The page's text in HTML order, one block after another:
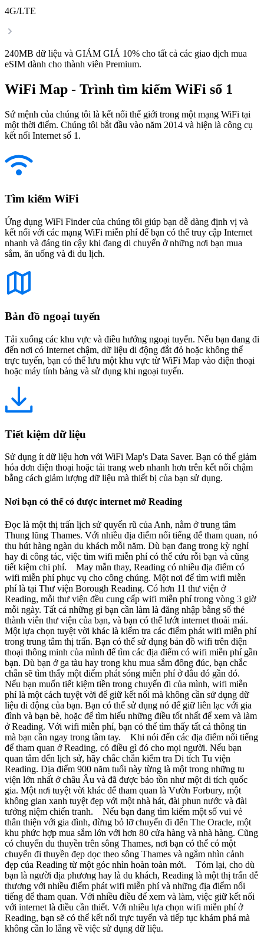
4G/LTE
240MB dữ liệu và GIẢM GIÁ 10% cho tất cả các giao dịch mua
eSIM dành cho thành viên Premium.
WiFi Map - Trình tìm kiếm WiFi số 1
Sứ mệnh của chúng tôi là kết nối thế giới trong một mạng WiFi tại
một thời điểm. Chúng tôi bắt đầu vào năm 2014 và hiện là công cụ
kết nối Internet số 1.
Tìm kiếm WiFi
Ứng dụng WiFi Finder của chúng tôi giúp bạn dễ dàng định vị và
kết nối với các mạng WiFi miễn phí để bạn có thể truy cập Internet
nhanh và đáng tin cậy khi đang di chuyển ở những nơi bạn mua
sắm, ăn uống và đi du lịch.
Bản đồ ngoại tuyến
Tải xuống các khu vực và điều hướng ngoại tuyến. Nếu bạn đang đi
đến nơi có Internet chậm, dữ liệu di động đắt đỏ hoặc không thể
trực tuyến, bạn có thể lưu một khu vực từ WiFi Map vào điện thoại
hoặc máy tính bảng và sử dụng khi ngoại tuyến.
Tiết kiệm dữ liệu
Sử dụng ít dữ liệu hơn với WiFi Map's Data Saver. Bạn có thể giảm
hóa đơn điện thoại hoặc tải trang web nhanh hơn trên kết nối chậm
bằng cách giảm lượng dữ liệu mà thiết bị của bạn sử dụng.
Nơi bạn có thể có được internet mở Reading
Đọc là một thị trấn lịch sử quyến rũ của Anh, nằm ở trung tâm
Thung lũng Thames. Với nhiều địa điểm nổi tiếng để tham quan, nó
thu hút hàng ngàn du khách mỗi năm. Dù bạn đang trong kỳ nghỉ
hay đi công tác, việc tìm wifi miễn phí có thể cứu rỗi bạn và cũng
tiết kiệm chi phí. May mắn thay, Reading có nhiều địa điểm có
wifi miễn phí phục vụ cho công chúng. Một nơi để tìm wifi miễn
phí là tại Thư viện Borough Reading. Có hơn 11 thư viện ở
Reading, mỗi thư viện đều cung cấp wifi miễn phí trong vòng 3 giờ
mỗi ngày. Tất cả những gì bạn cần làm là đăng nhập bằng số thẻ
thành viên thư viện của bạn, và bạn có thể lướt internet thoải mái.
Một lựa chọn tuyệt vời khác là kiểm tra các điểm phát wifi miễn phí
trong trung tâm thị trấn. Bạn có thể sử dụng bản đồ wifi trên điện
thoại thông minh của mình để tìm các địa điểm có wifi miễn phí gần
bạn. Dù bạn ở ga tàu hay trong khu mua sắm đông đúc, bạn chắc
chắn sẽ tìm thấy một điểm phát sóng miễn phí ở đâu đó gần đó.
Nếu bạn muốn tiết kiệm tiền trong chuyến đi của mình, wifi miễn
phí là một cách tuyệt vời để giữ kết nối mà không cần sử dụng dữ
liệu di động của bạn. Bạn có thể sử dụng nó để giữ liên lạc với gia
đình và bạn bè, hoặc để tìm hiểu những điều tốt nhất để xem và làm
ở Reading. Với wifi miễn phí, bạn có thể tìm thấy tất cả thông tin
mà bạn cần ngay trong tầm tay. Khi nói đến các địa điểm nổi tiếng
để tham quan ở Reading, có điều gì đó cho mọi người. Nếu bạn
quan tâm đến lịch sử, hãy chắc chắn kiểm tra Di tích Tu viện
Reading. Địa điểm 900 năm tuổi này từng là một trong những tu
viện lớn nhất ở châu Âu và đã được bảo tồn như một di tích quốc
gia. Một nơi tuyệt vời khác để tham quan là Vườn Forbury, một
không gian xanh tuyệt đẹp với một nhà hát, đài phun nước và đài
tưởng niệm chiến tranh. Nếu bạn đang tìm kiếm một số vui vẻ
thân thiện với gia đình, đừng bỏ lỡ chuyến đi đến The Oracle, một
khu phức hợp mua sắm lớn với hơn 80 cửa hàng và nhà hàng. Cũng
có chuyến du thuyền trên sông Thames, nơi bạn có thể có một
chuyến đi thuyền đẹp dọc theo sông Thames và ngắm nhìn cảnh
đẹp của Reading từ một góc nhìn hoàn toàn mới. Tóm lại, cho dù
bạn là người địa phương hay là du khách, Reading là một thị trấn dễ
thương với nhiều điểm phát wifi miễn phí và những địa điểm nổi
tiếng để tham quan. Với nhiều điều để xem và làm, việc giữ kết nối
với internet là điều cần thiết. Với nhiều lựa chọn wifi miễn phí ở
Reading, bạn sẽ có thể kết nối trực tuyến và tiếp tục khám phá mà
không cần lo lắng về việc sử dụng dữ liệu.